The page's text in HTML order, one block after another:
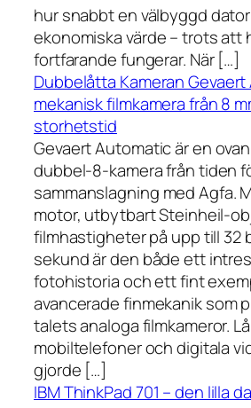
hur snabbt en välbyggd
ekonomiska värde – trots att
fortfarande fungerar. När […]
Dubbelåtta Kameran
mekanisk filmkamera från 8
storhetstid
Gevaert Automatic är en
dubbel-8-kamera från tiden
sammanslagning med Agfa.
motor, utbytbart Steinheil-
filmhastigheter på upp till 32
sekund är den både ett
fotohistoria och ett fint
avancerade finmekanik som
talets analoga filmkameror.
mobiltelefoner och digitala
gjorde […]
IBM ThinkPad 701 – den lilla